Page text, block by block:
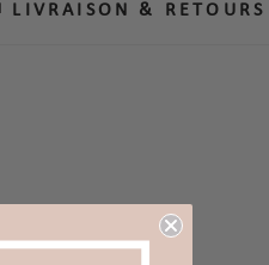
LIVRAISON & RETOURS